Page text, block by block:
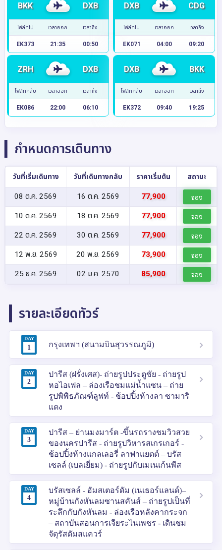
BKK DXB
ไฟล์ทไป เวลาออก เวลาถึง
EK373 21:35 00:50
DXB CDG
ไฟล์ทไป เวลาออก เวลาถึง
EK071 04:00 09:20
ZRH DXB
ไฟล์ทกลับ เวลาออก เวลาถึง
EK086 22:00 06:10
DXB BKK
ไฟล์ทกลับ เวลาออก เวลาถึง
EK372 09:40 19:25
กำหนดการเดินทาง
วันที่เริ่มเดินทาง วันที่เดินทางกลับ ราคาเริ่มต้น สถานะ
08 ต.ค. 2569 16 ต.ค. 2569 77,900 จอง
10 ต.ค. 2569 18 ต.ค. 2569 77,900 จอง
22 ต.ค. 2569 30 ต.ค. 2569 77,900 จอง
12 พ.ย. 2569 20 พ.ย. 2569 73,900 จอง
25 ธ.ค. 2569 02 ม.ค. 2570 85,900 จอง
รายละเอียดทัวร์
DAY
1 กรุงเทพฯ (สนามบินสุวรรณภูมิ)
DAY
2
ปารีส (ฝรั่งเศส)- ถ่ายรูปประตูชัย - ถ่ายรูป
หอไอเฟล – ล่องเรือชมแม่น้ำแซน – ถ่าย
รูปพิพิธภัณฑ์ลูฟท์ - ช้อปปิ้งห้างลา ซามาริ
แตง
DAY
3
ปารีส – ย่านมงมาร์ต -ขึ้นรถรางชมวิวสวย
ของนครปารีส - ถ่ายรูปวิหารสเกรเกอร์ -
ช้อปปิ้งห้างแกลเลอรี่ ลาฟาแยตต์ – บรัส
เซลล์ (เบลเยี่ยม) - ถ่ายรูปกับเมเนเก้นพีส
DAY
4
บรัสเซลล์ - อัมสเตอร์ดัม (เนเธอร์แลนด์)–
หมู่บ้านกังหันลมซานสคันส์ – ถ่ายรูปเป็นที่
ระลึกกับกังหันลม - ล่องเรือหลังคากระจก
– สถาบันสอนการเจียระไนเพชร - เดินชม
จัตุรัสดัมสแควร์